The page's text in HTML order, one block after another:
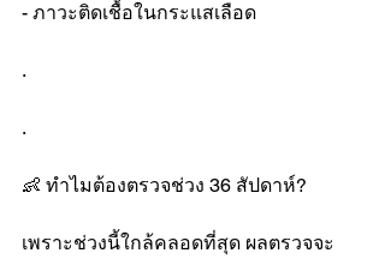
- ภาวะติดเชื้อในกระแสเลือด
.
.
👶 ทำไมต้องตรวจช่วง 36 สัปดาห์?
เพราะช่วงนี้ใกล้คลอดที่สุด ผลตรวจจะ